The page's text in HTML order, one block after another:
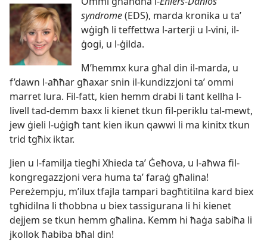
syndrome(EDS), marda kronika u taʼ
wġigħ li teffettwa l-​arterji u l-​vini, il-​
ġogi, u l-​ġilda.
M’hemmx kura għal din il-​marda, u
f’dawn l-​aħħar għaxar snin il-​kundizzjoni taʼ ommi
marret lura. Fil-​fatt, kien hemm drabi li tant kellha l-​
livell tad-​demm baxx li kienet tkun fil-​periklu tal-​mewt,
jew ġieli l-​uġigħ tant kien ikun qawwi li ma kinitx tkun
trid tgħix iktar.
Jien u l-​familja tiegħi Xhieda taʼ Ġeħova, u l-​aħwa fil-​
kongregazzjoni vera huma taʼ faraġ għalina!
Pereżempju, m’ilux tfajla tampari bagħtitilna kard biex
tgħidilna li tħobbna u biex tassigurana li hi kienet
dejjem se tkun hemm għalina. Kemm hi ħaġa sabiħa li
jkollok ħabiba bħal din!